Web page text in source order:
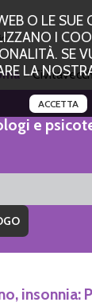
O LE SUE
I
SE
LA
ACCETTA
e
insonnia: